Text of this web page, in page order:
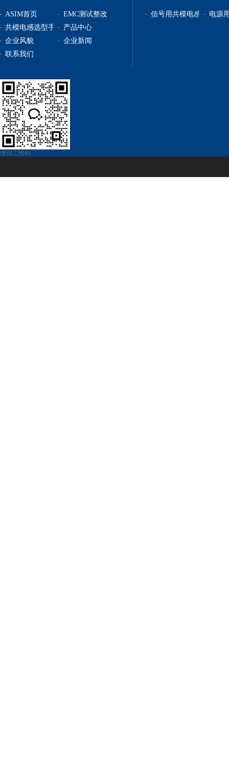
ASIM首页
EMC测试整改
共模电感选型手册 产品中心
信号用共模电感
企业风貌
企业新闻
联系我们
信号用共模电感 电源
微信二维码